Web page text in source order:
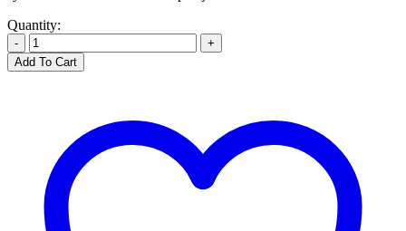
Quantity:
-
+
Add To Cart